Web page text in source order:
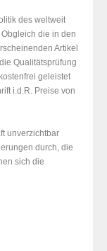
des weltweit
die in den
Artikel
Qualitätsprüfung
geleistet
i.d.R. Preise von
unverzichtbar
durch, die
sich die